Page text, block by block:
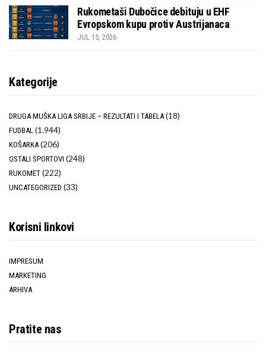
Rukometaši Dubočice debituju u EHF
Evropskom kupu protiv Austrijanaca
JUL 15, 2026
Kategorije
DRUGA MUŠKA LIGA SRBIJE – REZULTATI I TABELA (18)
FUDBAL (1.944)
KOŠARKA (206)
OSTALI SPORTOVI (248)
RUKOMET (222)
UNCATEGORIZED (33)
Korisni linkovi
IMPRESUM
MARKETING
ARHIVA
Pratite nas